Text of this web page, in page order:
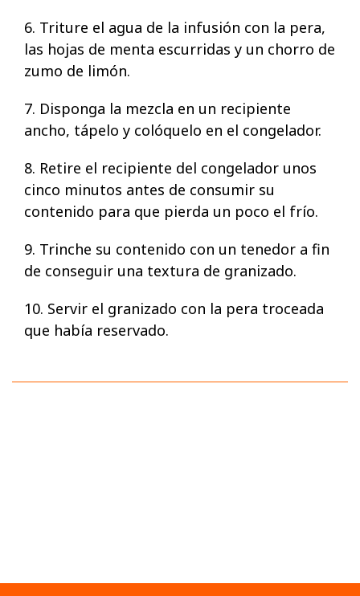
6. Triture el agua de la infusión con la pera,
las hojas de menta escurridas y un chorro de
zumo de limón.
7. Disponga la mezcla en un recipiente
ancho, tápelo y colóquelo en el congelador.
8. Retire el recipiente del congelador unos
cinco minutos antes de consumir su
contenido para que pierda un poco el frío.
9. Trinche su contenido con un tenedor a fin
de conseguir una textura de granizado.
10. Servir el granizado con la pera troceada
que había reservado.